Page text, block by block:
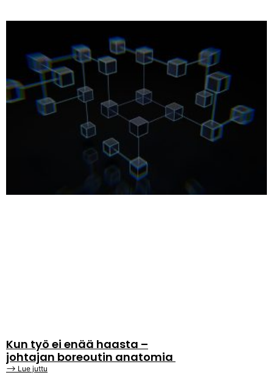
Kun työ ei enää haasta –
johtajan boreoutin anatomia
⟶ Lue juttu